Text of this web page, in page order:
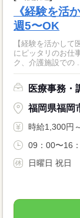
《経験を活
週5〜OK
【経験を活かし
にピッタリのお仕事が見つかる★ ◇
ク、介護施設での ...
医療事務・
福岡県福岡
時給1,300円～
09：00〜16
日曜日 祝日